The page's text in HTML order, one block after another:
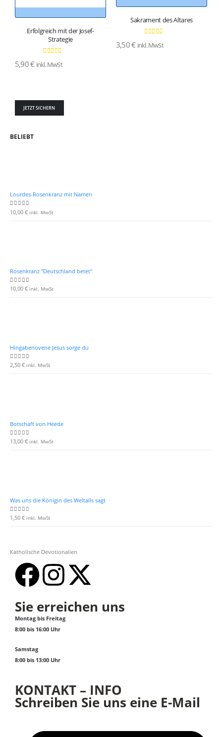
Erfolgreich mit der Josef-
Strategie
5,90€ inkl. MwSt
Sakrament des Altares
3,50€ inkl. MwSt
JETZT SICHERN
BELIEBT
Lourdes-Rosenkranz mit Namen
0von 5
10,00 € inkl. MwSt
Rosenkranz "Deutschland betet"
0von 5
10,00 € inkl. MwSt
Hingabenovene Jesus sorge du
0 von 5
2,50 € inkl. MwSt
Botschaft von Heede
0von 5
13,00 € inkl. MwSt
Was uns die Königin des Weltalls sagt
0 von 5
1,50 € inkl. MwSt
Katholische Devotionalien
Sie erreichen uns
Montag bis Freitag
8:00 bis 16:00 Uhr
Samstag
8:00 bis 13:00 Uhr
KONTAKT – INFO
Schreiben Sie uns eine E-Mail